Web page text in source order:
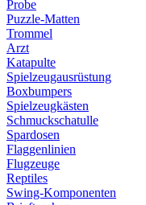
Probe
Puzzle-Matten
Trommel
Arzt
Katapulte
Spielzeugausrüstung
Boxbumpers
Spielzeugkästen
Schmuckschatulle
Spardosen
Flaggenlinien
Flugzeuge
Reptiles
Swing-Komponenten